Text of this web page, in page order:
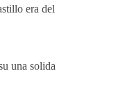
era del
una solida